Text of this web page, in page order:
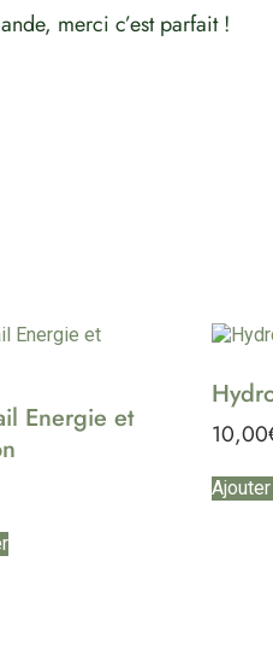
merci c’est parfait !
Energie et
10,00